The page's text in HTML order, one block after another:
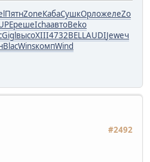
ПятнZoneКабаСушкОрложелеZo
решеIchaавтоBeko
Gigl высоXIII4732BELLAUDIJeweч
BlacWinsкомпWind
#2492